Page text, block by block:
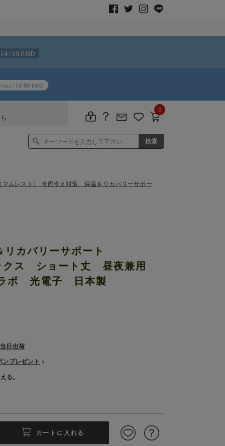
0
マムレスト） 冷房冷え対策 保温＆リカバリーサポー
カバリーサポート
ス ショート丈 昼夜兼用
ボ 光電子 日本製
日出荷
プレゼント
る。
カートに入れる